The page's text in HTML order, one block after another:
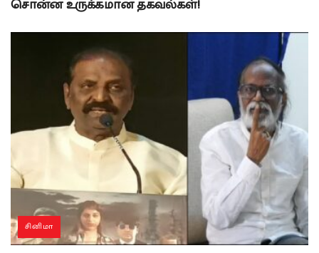
சொன்ன உருக்கமான தகவல்கள்!
சினிமா